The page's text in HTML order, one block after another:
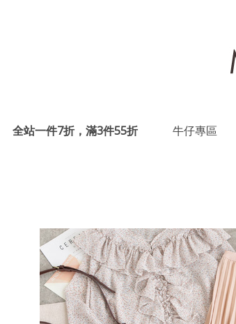
全站一件7折，滿3件55折 牛仔專區